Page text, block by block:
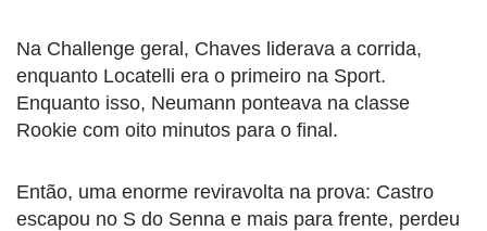
Na Challenge geral, Chaves liderava a corrida,
enquanto Locatelli era o primeiro na Sport.
Enquanto isso, Neumann ponteava na classe
Rookie com oito minutos para o final.
Então, uma enorme reviravolta na prova: Castro
escapou no S do Senna e mais para frente, perdeu